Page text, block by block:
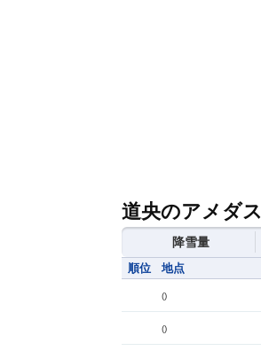
道央のアメダス
降雪量
順位 地点
()
()